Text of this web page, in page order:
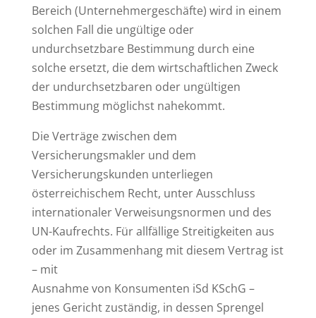
Bereich (Unternehmergeschäfte) wird in einem
solchen Fall die ungültige oder
undurchsetzbare Bestimmung durch eine
solche ersetzt, die dem wirtschaftlichen Zweck
der undurchsetzbaren oder ungültigen
Bestimmung möglichst nahekommt.
Die Verträge zwischen dem
Versicherungsmakler und dem
Versicherungskunden unterliegen
österreichischem Recht, unter Ausschluss
internationaler Verweisungsnormen und des
UN-Kaufrechts. Für allfällige Streitigkeiten aus
oder im Zusammenhang mit diesem Vertrag ist
– mit
Ausnahme von Konsumenten iSd KSchG –
jenes Gericht zuständig, in dessen Sprengel